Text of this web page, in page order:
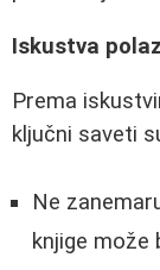
Iskustva
Prema
ključni saveti
Ne
knjige može